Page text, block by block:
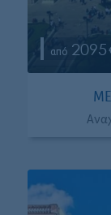
2095